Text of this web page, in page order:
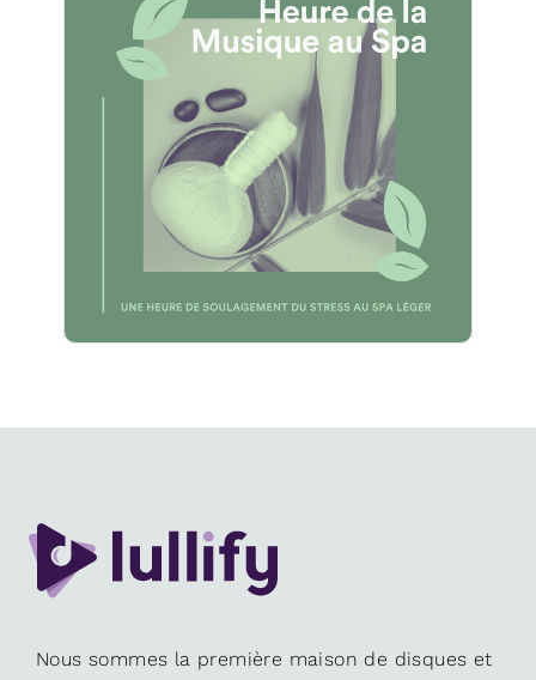
1 Heure de Soulagement du
Stress au Spa Léger
Info
Jouer
Nous sommes la première maison de disques et